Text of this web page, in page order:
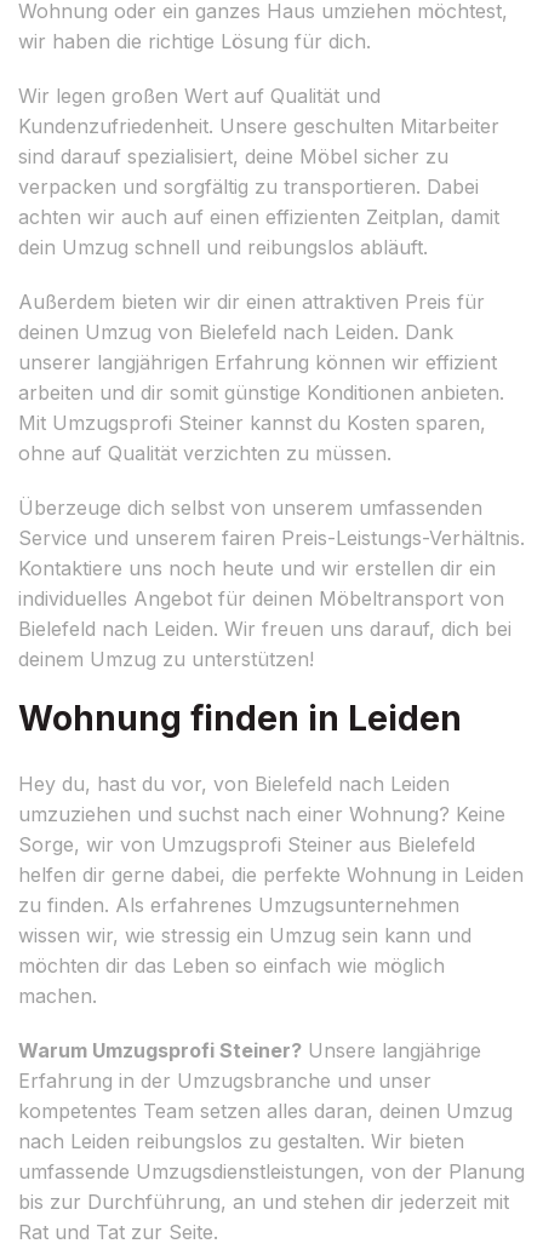
Wohnung oder ein ganzes Haus umziehen möchtest,
wir haben die richtige Lösung für dich.
Wir legen großen Wert auf Qualität und
Kundenzufriedenheit. Unsere geschulten Mitarbeiter
sind darauf spezialisiert, deine Möbel sicher zu
verpacken und sorgfältig zu transportieren. Dabei
achten wir auch auf einen effizienten Zeitplan, damit
dein Umzug schnell und reibungslos abläuft.
Außerdem bieten wir dir einen attraktiven Preis für
deinen Umzug von Bielefeld nach Leiden. Dank
unserer langjährigen Erfahrung können wir effizient
arbeiten und dir somit günstige Konditionen anbieten.
Mit Umzugsprofi Steiner kannst du Kosten sparen,
ohne auf Qualität verzichten zu müssen.
Überzeuge dich selbst von unserem umfassenden
Service und unserem fairen Preis-Leistungs-Verhältnis.
Kontaktiere uns noch heute und wir erstellen dir ein
individuelles Angebot für deinen Möbeltransport von
Bielefeld nach Leiden. Wir freuen uns darauf, dich bei
deinem Umzug zu unterstützen!
Wohnung finden in Leiden
Hey du, hast du vor, von Bielefeld nach Leiden
umzuziehen und suchst nach einer Wohnung? Keine
Sorge, wir von Umzugsprofi Steiner aus Bielefeld
helfen dir gerne dabei, die perfekte Wohnung in Leiden
zu finden. Als erfahrenes Umzugsunternehmen
wissen wir, wie stressig ein Umzug sein kann und
möchten dir das Leben so einfach wie möglich
machen.
Warum Umzugsprofi Steiner? Unsere langjährige
Erfahrung in der Umzugsbranche und unser
kompetentes Team setzen alles daran, deinen Umzug
nach Leiden reibungslos zu gestalten. Wir bieten
umfassende Umzugsdienstleistungen, von der Planung
bis zur Durchführung, an und stehen dir jederzeit mit
Rat und Tat zur Seite.